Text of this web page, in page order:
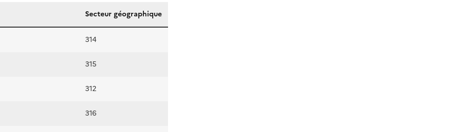
Secteur géographique
314
315
312
316